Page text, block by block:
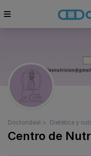
Doctorideal Dietética y
Centro de